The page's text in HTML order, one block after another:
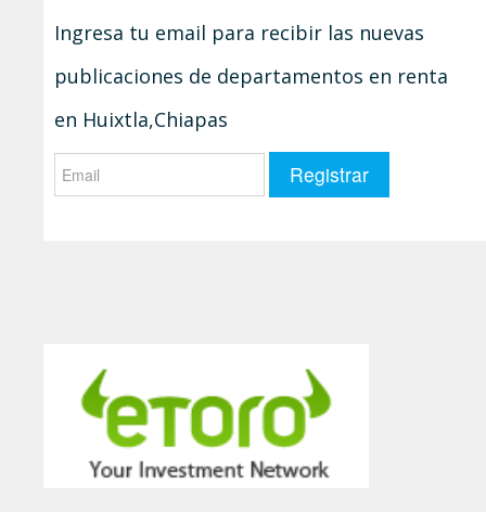
Ingresa tu email para recibir las nuevas
publicaciones de departamentos en renta
en Huixtla,Chiapas